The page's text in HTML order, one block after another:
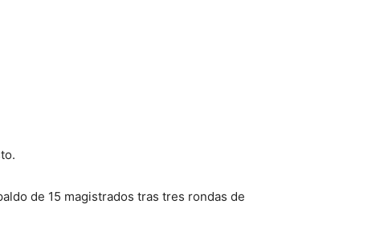
de 15 magistrados tras tres rondas de